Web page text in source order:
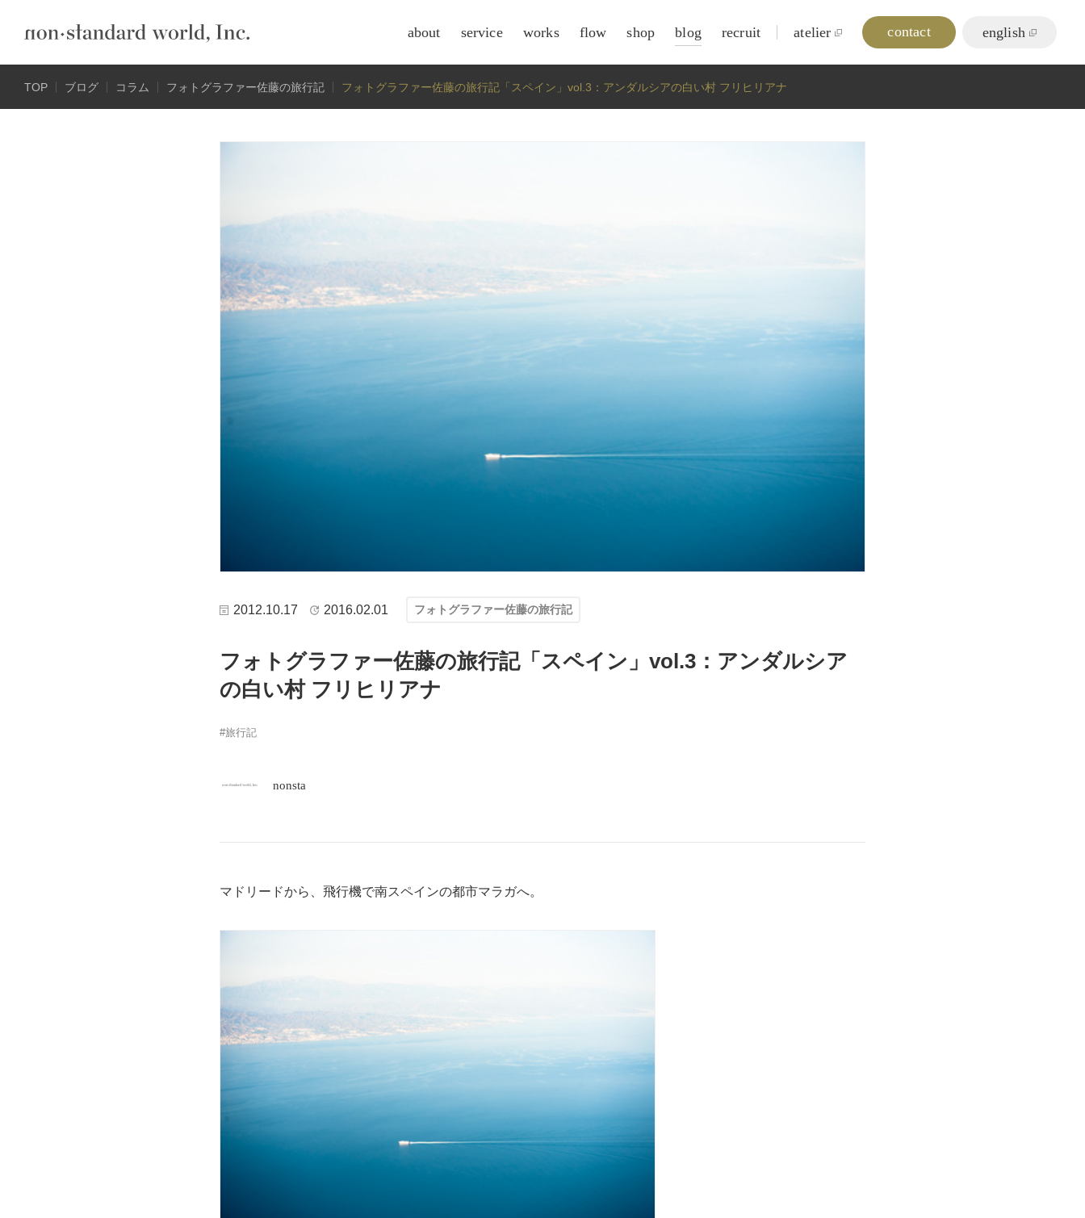
about
csr
service works flow shop blog recruit atelier contact english
TOP ブログ コラム フォトグラファー佐藤の旅行記 フォトグラファー佐藤の旅行記「スペイン」vol.3：アンダルシアの白い村 フリヒリアナ
2012.10.17 2016.02.01 フォトグラファー佐藤の旅行記
フォトグラファー佐藤の旅行記「スペイン」vol.3：アンダルシア
の白い村 フリヒリアナ
旅行記
nonsta
マドリードから、飛行機で南スペインの都市マラガへ。